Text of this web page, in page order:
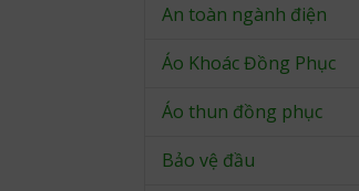
An toàn ngành điện
Áo Khoác Đồng Phục
Áo thun đồng phục
Bảo vệ đầu